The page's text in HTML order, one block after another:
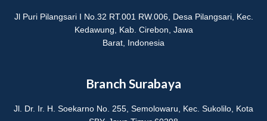
Jl Puri Pilangsari I No.32 RT.001 RW.006, Desa Pilangsari, Kec.
Kedawung, Kab. Cirebon, Jawa
Barat, Indonesia
Branch Surabaya
Jl. Dr. Ir. H. Soekarno No. 255, Semolowaru, Kec. Sukolilo, Kota